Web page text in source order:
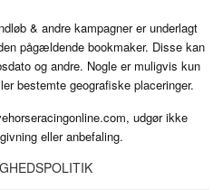
& andre kampagner er underlagt
pågældende bookmaker. Disse kan
og andre. Nogle er muligvis kun
bestemte geografiske placeringer.
udgør ikke
eller anbefaling.